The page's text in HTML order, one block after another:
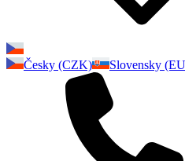
Česky (CZK)
Slovensky